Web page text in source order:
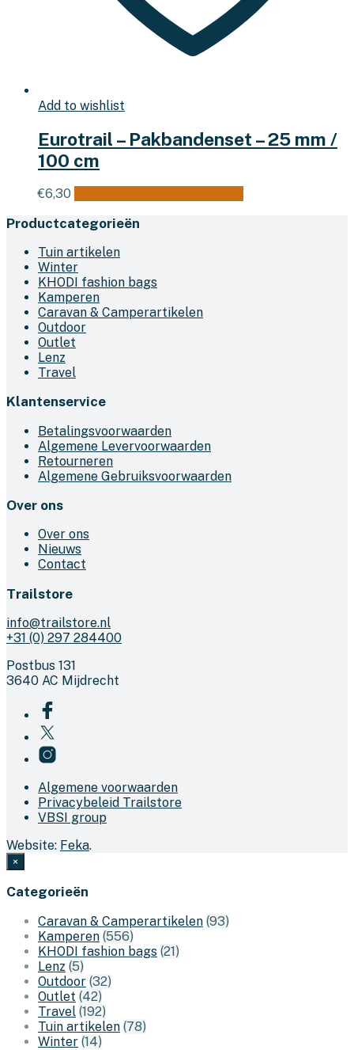
Add to wishlist
Eurotrail – Pakbandenset – 25 mm /
100 cm
€6,30
Productcategorieën
Tuin artikelen
Winter
KHODI fashion bags
Kamperen
Caravan & Camperartikelen
Outdoor
Outlet
Lenz
Travel
Klantenservice
Betalingsvoorwaarden
Algemene Levervoorwaarden
Retourneren
Algemene Gebruiksvoorwaarden
Over ons
Over ons
Nieuws
Contact
Trailstore
info@trailstore.nl
+31 (0) 297 284400
Postbus 131
3640 AC Mijdrecht
Algemene voorwaarden
Privacybeleid Trailstore
VBSI group
Website: Feka.
×
Categorieën
Caravan & Camperartikelen (93)
Kamperen (556)
KHODI fashion bags (21)
Lenz (5)
Outdoor (32)
Outlet (42)
Travel (192)
Tuin artikelen (78)
Winter (14)